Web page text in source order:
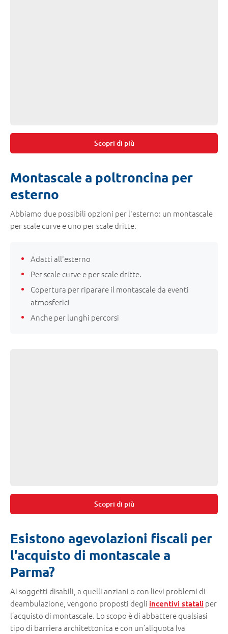
Scopri di più
Montascale a poltroncina per
esterno
Abbiamo due possibili opzioni per l'esterno: un montascale
per scale curve e uno per scale dritte.
Adatti all'esterno
Per scale curve e per scale dritte.
Copertura per riparare il montascale da eventi
atmosferici
Anche per lunghi percorsi
Scopri di più
Esistono agevolazioni fiscali per
l'acquisto di montascale a
Parma?
Ai soggetti disabili, a quelli anziani o con lievi problemi di
deambulazione, vengono proposti degli incentivi statali per
l’acquisto di montascale. Lo scopo è di abbattere qualsiasi
tipo di barriera architettonica e con un’aliquota Iva